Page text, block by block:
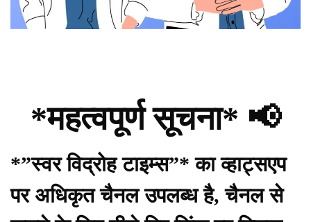
*महत्वपूर्ण सूचना* 📢
*”स्वर विद्रोह टाइम्स”* का व्हाट्सएप
पर अधिकृत चैनल उपलब्ध है, चैनल से